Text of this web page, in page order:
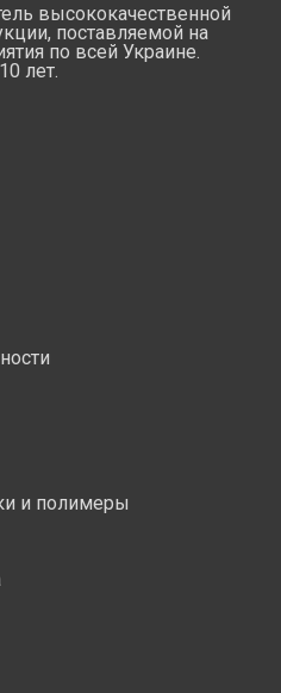
высококачественной
поставляемой на
по всей Украине.
лет.
и полимеры